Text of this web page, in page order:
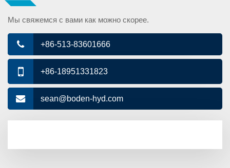
Мы свяжемся с вами как можно скорее.
+86-513-83601666
+86-18951331823
sean@boden-hyd.com